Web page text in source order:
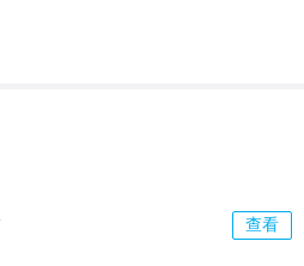
查看